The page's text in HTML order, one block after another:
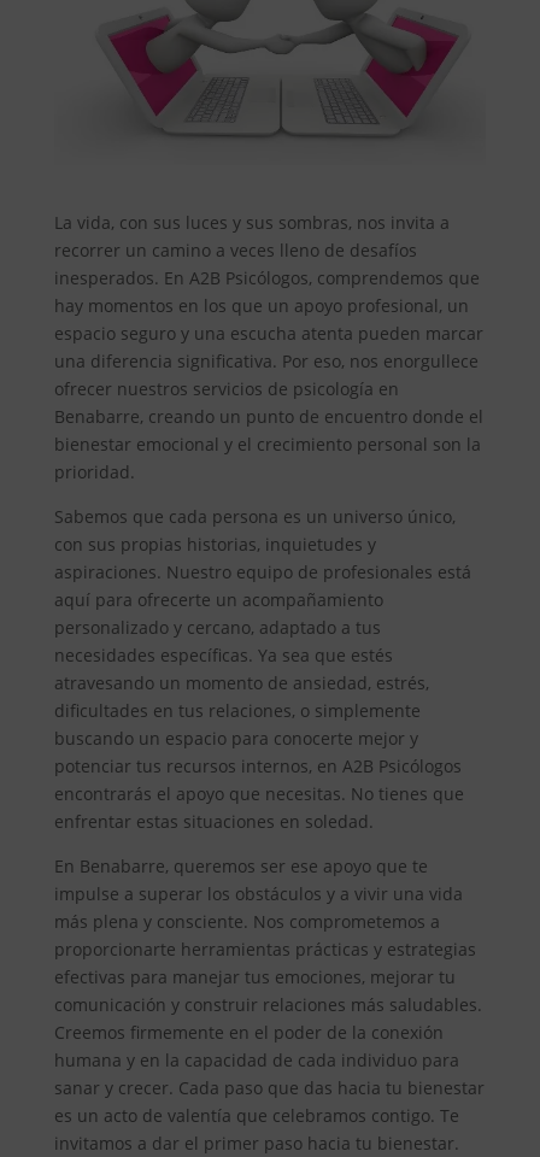
La vida, con sus luces y sus sombras, nos invita a
recorrer un camino a veces lleno de desafíos
inesperados. En A2B Psicólogos, comprendemos que
hay momentos en los que un apoyo profesional, un
espacio seguro y una escucha atenta pueden marcar
una diferencia significativa. Por eso, nos enorgullece
ofrecer nuestros servicios de psicología en
Benabarre, creando un punto de encuentro donde el
bienestar emocional y el crecimiento personal son la
prioridad.
Sabemos que cada persona es un universo único,
con sus propias historias, inquietudes y
aspiraciones. Nuestro equipo de profesionales está
aquí para ofrecerte un acompañamiento
personalizado y cercano, adaptado a tus
necesidades específicas. Ya sea que estés
atravesando un momento de ansiedad, estrés,
dificultades en tus relaciones, o simplemente
buscando un espacio para conocerte mejor y
potenciar tus recursos internos, en A2B Psicólogos
encontrarás el apoyo que necesitas. No tienes que
enfrentar estas situaciones en soledad.
En Benabarre, queremos ser ese apoyo que te
impulse a superar los obstáculos y a vivir una vida
más plena y consciente. Nos comprometemos a
proporcionarte herramientas prácticas y estrategias
efectivas para manejar tus emociones, mejorar tu
comunicación y construir relaciones más saludables.
Creemos firmemente en el poder de la conexión
humana y en la capacidad de cada individuo para
sanar y crecer. Cada paso que das hacia tu bienestar
es un acto de valentía que celebramos contigo. Te
invitamos a dar el primer paso hacia tu bienestar.